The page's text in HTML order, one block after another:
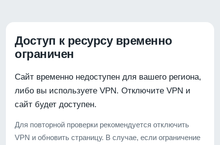
Доступ к ресурсу временно
ограничен
Сайт временно недоступен для вашего региона,
либо вы используете VPN. Отключите VPN и
сайт будет доступен.
Для повторной проверки рекомендуется отключить
VPN и обновить страницу. В случае, если ограничение